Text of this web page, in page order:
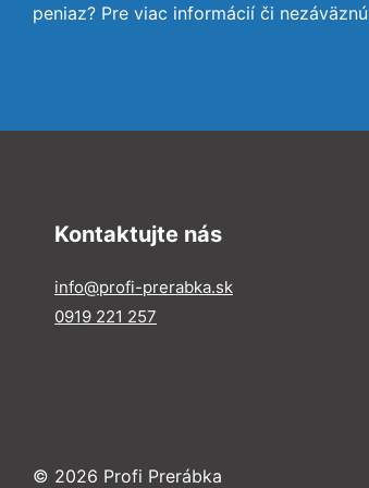
peniaz? Pre viac informácií či
Kontaktujte nás
info@profi-prerabka.sk
0919 221 257
© 2026 Profi Prerábka